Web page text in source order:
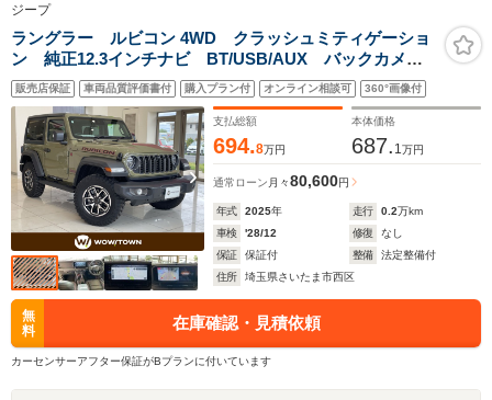
ジープ
ラングラー ルビコン 4WD クラッシュミティゲーショ
ン 純正12.3インチナビ BT/USB/AUX バックカメ
ラ レーダークルーズコントロール コーナーセンサ
ー デジタルインナーミラー 革シート 電動シート
販売店保証 車両品質評価書付 購入プラン付 オンライン相談可 360°画像付
支払総額
694.8万円
本体価格
687. 1 万円
通常ローン 月々80,600円
年式 2025年 走行 0.2万km
車検
'28/12 修復
なし
保証
保証付 整備
法定整備付
住所
埼玉県さいたま市西区
無
料
在庫確認・見積依頼
カーセンサーアフター保証がBプランに付いています